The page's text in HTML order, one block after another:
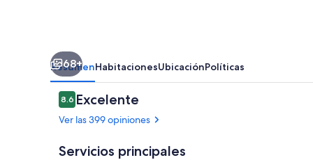
68+
ResumenHabitacionesUbicaciónPolíticas
Opiniones
8.68.6 de 10,
Excelente
Ver las 399 opiniones
Servicios principales